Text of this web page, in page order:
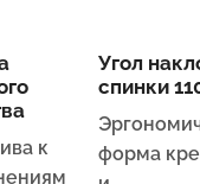
к
Угол
спинки
форма